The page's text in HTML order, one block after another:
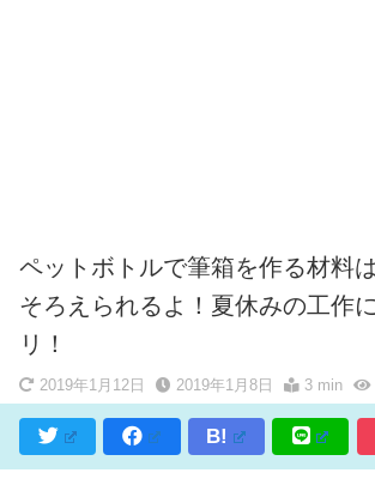
ペットボトルで筆箱を作る材料
そろえられるよ！夏休みの工作
リ！
2019年1月12日 2019年1月8日 3 min
B!